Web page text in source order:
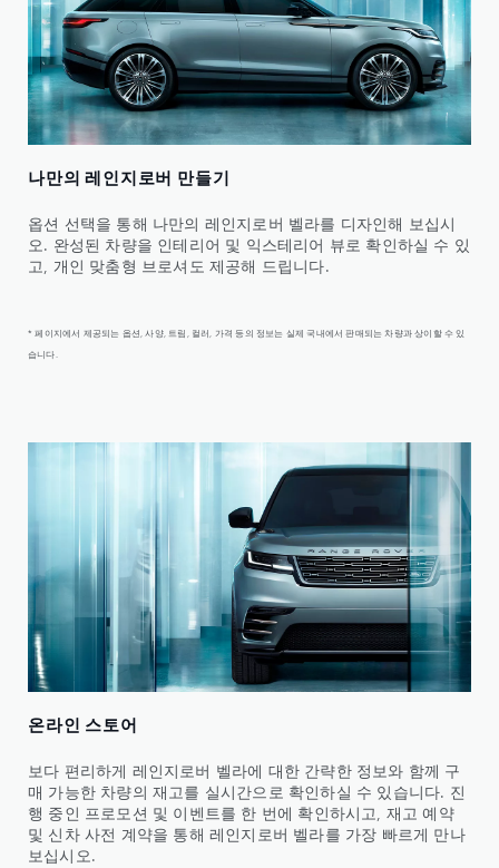
나만의 레인지로버 만들기
옵션 선택을 통해 나만의 레인지로버 벨라를 디자인해 보십시
오. 완성된 차량을 인테리어 및 익스테리어 뷰로 확인하실 수 있
고, 개인 맞춤형 브로셔도 제공해 드립니다.
* 페이지에서 제공되는 옵션, 사양, 트림, 컬러, 가격 등의 정보는 실제 국내에서 판매되는 차량과 상이할 수 있
습니다.
온라인 스토어
보다 편리하게 레인지로버 벨라에 대한 간략한 정보와 함께 구
매 가능한 차량의 재고를 실시간으로 확인하실 수 있습니다. 진
행 중인 프로모션 및 이벤트를 한 번에 확인하시고, 재고 예약
및 신차 사전 계약을 통해 레인지로버 벨라를 가장 빠르게 만나
보십시오.